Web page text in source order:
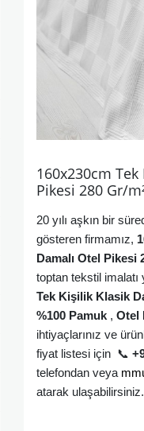
160x230cm
Pikesi 280 Gr/
20 yılı aşkın bir
gösteren firmamız,
Damalı Otel Pikesi
toptan tekstil imalatı
Tek Kişilik Klasik
%100 Pamuk , Otel
ihtiyaçlarınız ve
fiyat listesi için 📞
telefondan veya
atarak ulaşabilirsiniz.